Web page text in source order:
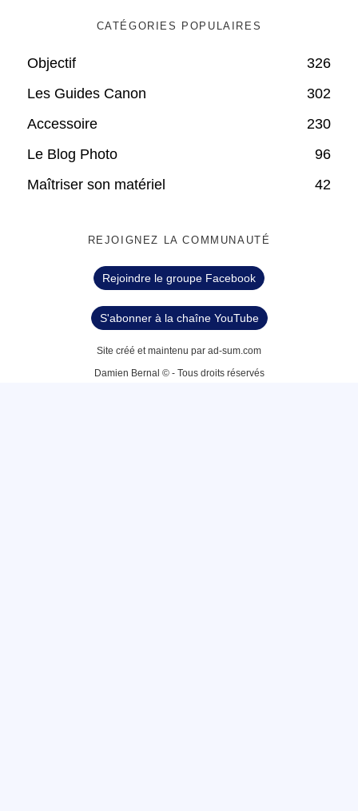
CATÉGORIES POPULAIRES
Objectif
326
Les Guides Canon
302
Accessoire
230
Le Blog Photo
96
Maîtriser son matériel
42
REJOIGNEZ LA COMMUNAUTÉ
Rejoindre le groupe Facebook
S'abonner à la chaîne YouTube
Site créé et maintenu par ad-sum.com
Damien Bernal © - Tous droits réservés